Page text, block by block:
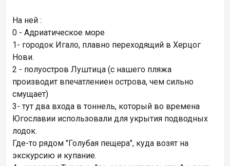
На ней :
0 - Адриатическое море
1- городок Игало, плавно переходящий в Херцог
Нови.
2 - полуостров Луштица (с нашего пляжа
производит впечатлениен острова, чем сильно
смущает)
3- тут два входа в тоннель, который во времена
Югославии использовали для укрытия подводных
лодок.
Где-то рядом "Голубая пещера", куда возят на
экскурсию и купание.